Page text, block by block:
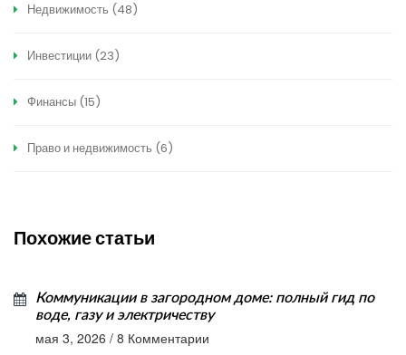
Недвижимость (48)
Инвестиции (23)
Финансы (15)
Право и недвижимость (6)
Похожие статьи
Коммуникации в загородном доме: полный гид по
воде, газу и электричеству
мая 3, 2026 / 8 Комментарии